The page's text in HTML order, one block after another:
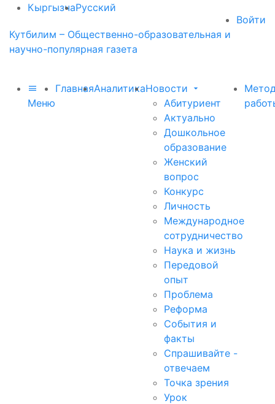
КыргызчаРусский
Войти
Кутбилим – Общественно-образовательная и
научно-популярная газета
Меню
ГлавнаяАналитикаНовости
Абитуриент
Актуально
Дошкольное
образование
Женский
вопрос
Конкурс
Личность
Международное
сотрудничество
Наука и жизнь
Передовой
опыт
Проблема
Реформа
События и
факты
Спрашивайте -
отвечаем
Точка зрения
Урок